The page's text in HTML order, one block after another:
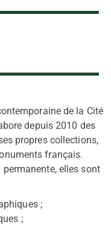
de la Cité
depuis 2010 des
propres collections,
français.
elles sont
;
;